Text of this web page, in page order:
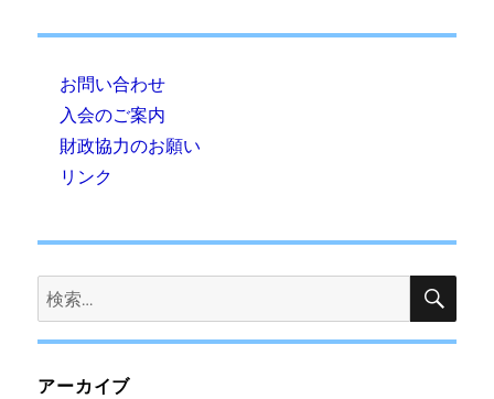
お問い合わせ
入会のご案内
財政協力のお願い
リンク
検
索:
検
アーカイブ